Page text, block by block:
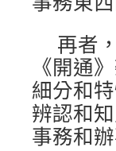
再者
《開通
細分和
辨認和
事務和辦